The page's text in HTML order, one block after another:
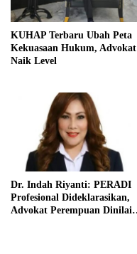
KUHAP Terbaru Ubah Peta
Kekuasaan Hukum, Advokat
Naik Level
Dr. Indah Riyanti: PERADI
Profesional Dideklarasikan,
Advokat Perempuan Dinilai